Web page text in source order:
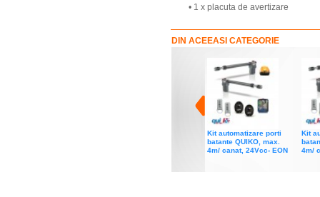
• 1 x placuta de avertizare
DIN ACEEASI CATEGORIE
Kit automatizare porti
batante QUIKO, max.
4m/ canat, 24Vcc- EON
Kit
4m/